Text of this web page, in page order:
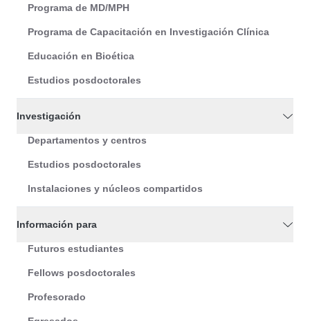
Programa de MD/MPH
Programa de Capacitación en Investigación Clínica
Educación en Bioética
Estudios posdoctorales
Investigación
Departamentos y centros
Estudios posdoctorales
Instalaciones y núcleos compartidos
Información para
Futuros estudiantes
Fellows posdoctorales
Profesorado